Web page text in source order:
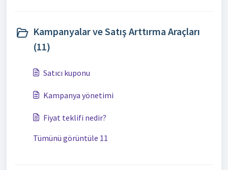
Kampanyalar ve Satış Arttırma Araçları
(11)
Satıcı kuponu
Kampanya yönetimi
Fiyat teklifi nedir?
Tümünü görüntüle 11